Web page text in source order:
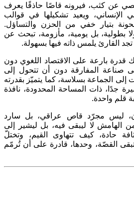
عن كثب، فيرونه قاصًا حاذقًا يعرف
ويعيد تشكيلها في قوالب
بتيار خفي من الحزن والتساؤل.
بطولية، بل يومية، مأزومة، تبحث عن
القارئ يلمس ذاته فيها بسهولة.
قدرة بارعة على الاقتصاد اللغوي دون
صناعة المفارقة دون أن تتحول إلى
إلى الجماعة بسلاسة، كما يتميّز بقدرته
جدًا، ذات المساحة المحدودة، نافذة
قلم واحدة.
ليس مجرّد قاص عراقي، بل سارد
الهامش لا ليبقى فيه، بل ليشير إلى
حادة، كيف تتهاوى القيم، وتختلّ
وتبقى القصّة، وحدها، قادرة على أن تُرمّم